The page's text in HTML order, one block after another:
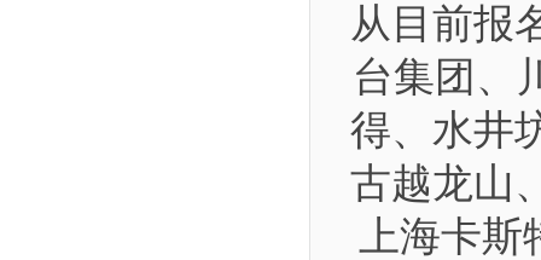
从目前报
台集团、
得、水井
古越龙山
上海卡